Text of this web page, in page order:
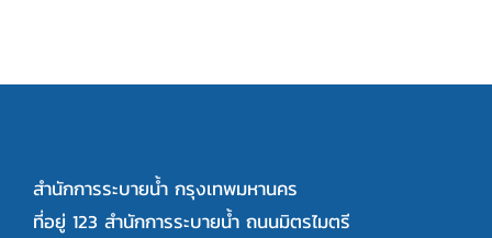
สำนักการระบายน้ำ กรุงเทพมหานคร
ที่อยู่ 123 สำนักการระบายน้ำ ถนนมิตรไมตรี